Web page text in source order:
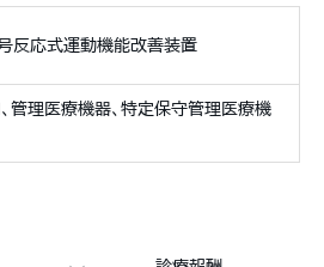
反応式運動機能改善装置
管理医療機器、特定保守管理医療機